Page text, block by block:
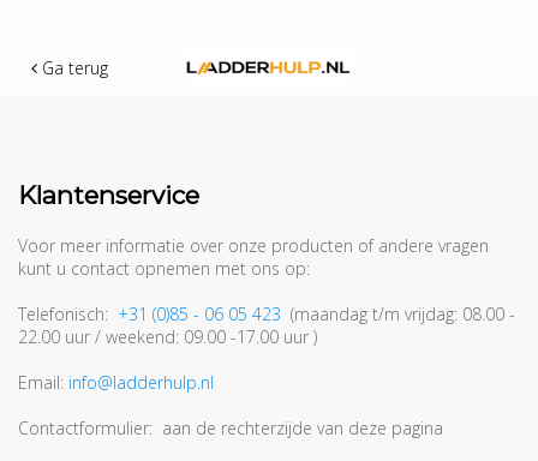
Ga terug
Klantenservice
Voor meer informatie over onze producten of andere vragen
kunt u contact opnemen met ons op:
Telefonisch: +31 (0)85 - 06 05 423 (maandag t/m vrijdag: 08.00 -
22.00 uur / weekend: 09.00 -17.00 uur )
Email: info@ladderhulp.nl
Contactformulier: aan de rechterzijde van deze pagina